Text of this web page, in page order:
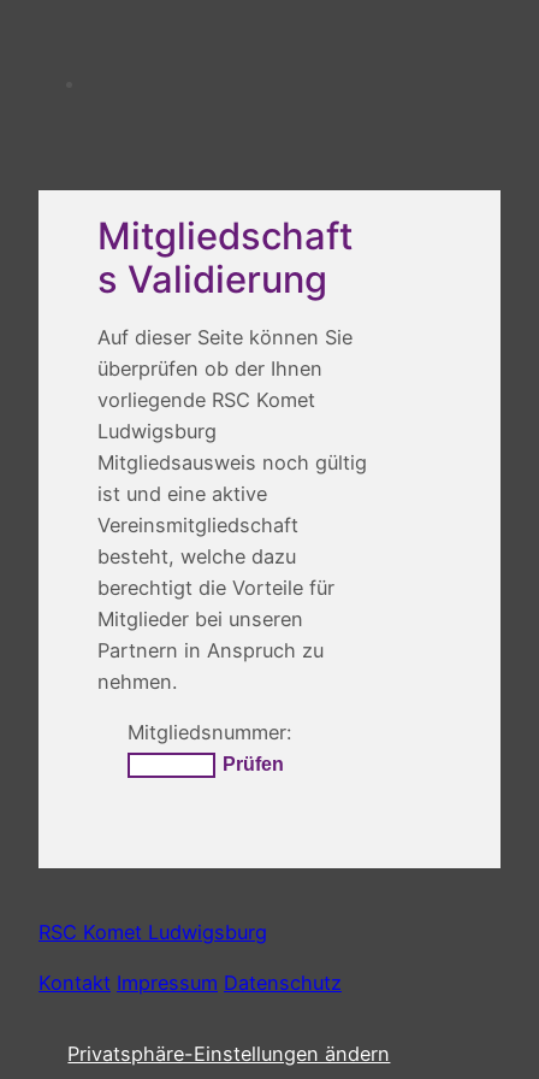
Mitgliedschaft
s Validierung
Auf dieser Seite können Sie
überprüfen ob der Ihnen
vorliegende RSC Komet
Ludwigsburg
Mitgliedsausweis noch gültig
ist und eine aktive
Vereinsmitgliedschaft
besteht, welche dazu
berechtigt die Vorteile für
Mitglieder bei unseren
Partnern in Anspruch zu
nehmen.
Mitgliedsnummer:
RSC Komet Ludwigsburg
Kontakt Impressum Datenschutz
Privatsphäre-Einstellungen ändern